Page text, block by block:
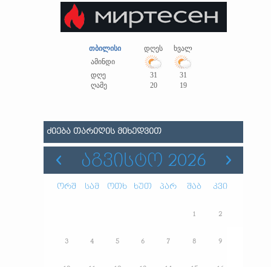
თბილისი დღეს
ხვალ
ამინდი
დღე
31
31
ღამე
20 19
ᲫᲘᲔᲑᲐ ᲗᲐᲠᲘᲦᲘᲡ ᲛᲘᲮᲔᲓᲕᲘᲗ
ᲐᲒᲕᲘᲡᲢᲝ 2026
ორშ სამ ოთხ ხუთ პარ შაბ კვი
1 2
3 4 5 6 7 8 9